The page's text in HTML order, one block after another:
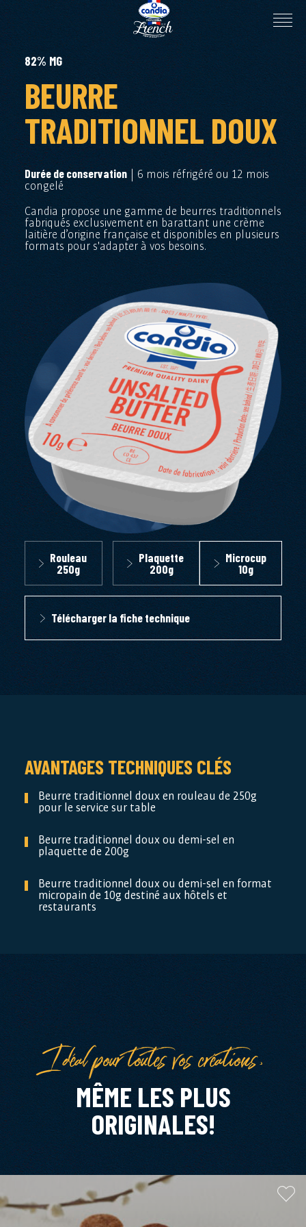
82% MG
BEURRE
TRADITIONNEL DOUX
Durée de conservation| 6 mois réfrigéré ou 12 mois
congelé
Candia propose une gamme de beurres traditionnels
fabriqués exclusivement en barattant une crème
laitière d’origine française et disponibles en plusieurs
formats pour s'adapter à vos besoins.
Rouleau
250g
Plaquette
200g
Microcup
10g
Télécharger la fiche technique
AVANTAGES TECHNIQUES CLÉS
Beurre traditionnel doux en rouleau de 250g
pour le service sur table
Beurre traditionnel doux ou demi-sel en
plaquette de 200g
Beurre traditionnel doux ou demi-sel en format
micropain de 10g destiné aux hôtels et
restaurants
Idéal pour toutes vos créations,
MÊME LES PLUS
ORIGINALES!